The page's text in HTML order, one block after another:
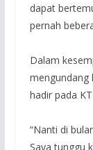
dapat
pernah
Dalam
mengundang
hadir pada
“Nanti di
Saya tunggu